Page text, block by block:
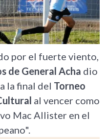
por el fuerte viento,
de General Acha dio
la final del Torneo
al vencer como
Mac Allister en el